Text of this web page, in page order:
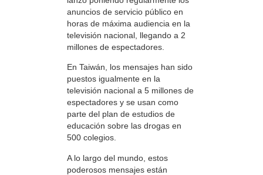
anuncios de servicio público en
horas de máxima audiencia en la
televisión nacional, llegando a 2
millones de espectadores.
En Taiwán, los mensajes han sido
puestos igualmente en la
televisión nacional a 5 millones de
espectadores y se usan como
parte del plan de estudios de
educación sobre las drogas en
500 colegios.
A lo largo del mundo, estos
poderosos mensajes están